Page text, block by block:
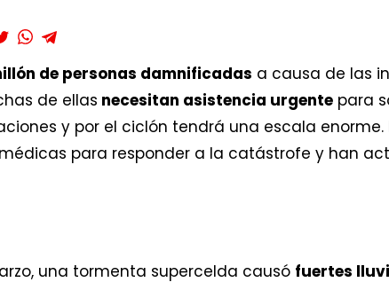
de personas damnificadas a causa de las
de ellas necesitan asistencia urgente para
y por el ciclón tendrá una escala enorme.
médicas para responder a la catástrofe y han
una tormenta supercelda causó fuertes